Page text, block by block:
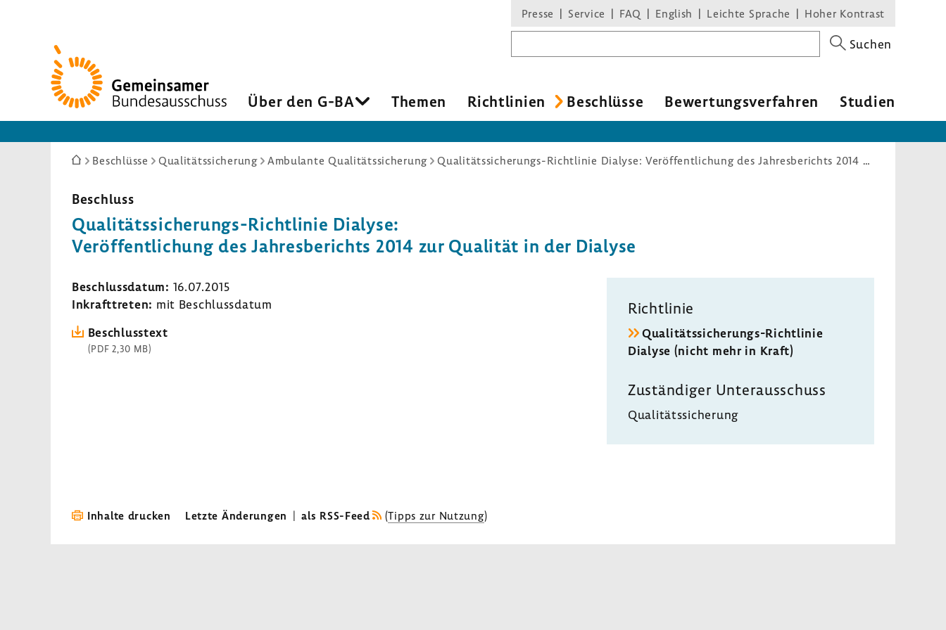
Zur
Startseite
Presse Service FAQ English Leichte Sprache Hoher Kontrast
Suchen
Über den G-BA Themen Richt­li­nien Beschlüsse Bewer­tungs­ver­fahren Studien
Sie
hier:
Beschlüsse Qualitätssicherung Ambulante Qualitätssicherung Qualitätssicherungs-Richtlinie Dialyse: Veröffentlichung des Jahresberichts 2014 zur Qualität in der Dialyse
Beschluss
Qualitätssicherungs-​Richtlinie Dialyse:
Veröf­fent­li­chung des Jahres­be­richts 2014 zur Qualität in der Dialyse
Beschluss­datum: 16.07.2015
Inkraft­treten: mit Beschluss­datum
Beschluss­text
(PDF 2,30 MB)
Richt­linie
Qualitätssicherungs-​Richtlinie
Dialyse (nicht mehr in Kraft)
Zustän­diger Unter­aus­schuss
Quali­täts­si­che­rung
Inhalte drucken Letzte Änderungen | als RSS-Feed (Tipps zur Nutzung)